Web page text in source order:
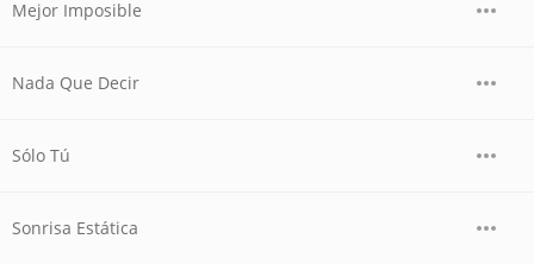
Mejor Imposible
Nada Que Decir
Sólo Tú
Sonrisa Estática